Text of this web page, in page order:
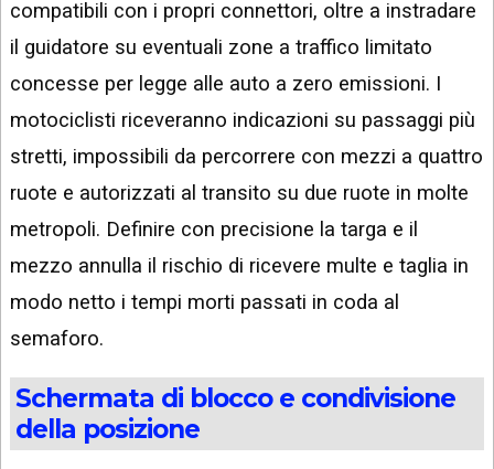
compatibili con i propri connettori, oltre a instradare
il guidatore su eventuali zone a traffico limitato
concesse per legge alle auto a zero emissioni. I
motociclisti riceveranno indicazioni su passaggi più
stretti, impossibili da percorrere con mezzi a quattro
ruote e autorizzati al transito su due ruote in molte
metropoli. Definire con precisione la targa e il
mezzo annulla il rischio di ricevere multe e taglia in
modo netto i tempi morti passati in coda al
semaforo.
Schermata di blocco e condivisione
della posizione